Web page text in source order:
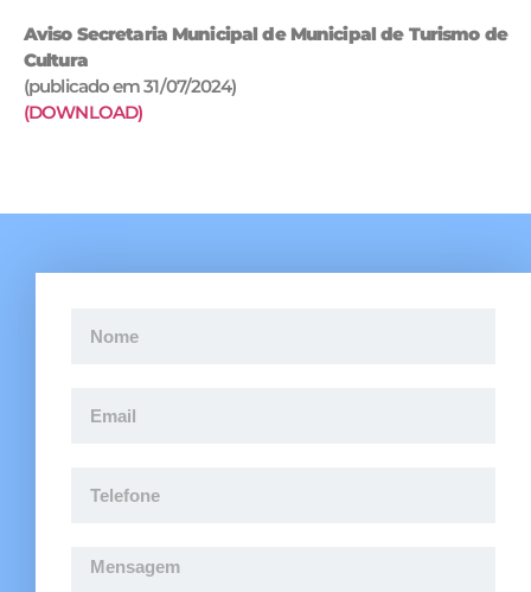
Aviso Secretaria Municipal de Municipal de Turismo de
Cultura
(publicado em 31/07/2024)
(DOWNLOAD)